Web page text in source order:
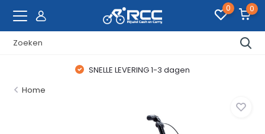
0 0
SNELLE LEVERING 1-3 dagen
Home